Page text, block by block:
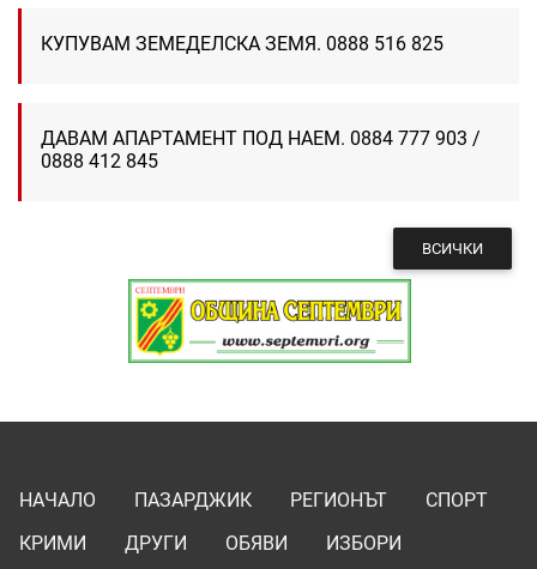
КУПУВАМ ЗЕМЕДЕЛСКА ЗЕМЯ. 0888 516 825
ДАВАМ АПАРТАМЕНТ ПОД НАЕМ. 0884 777 903 /
0888 412 845
ВСИЧКИ
НАЧАЛО ПАЗАРДЖИК РЕГИОНЪТ
СПОРТ
КРИМИ
ДРУГИ ОБЯВИ
ИЗБОРИ